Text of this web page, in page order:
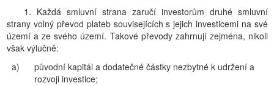
1. Každá smluvní strana zaručí investorům druhé smluvní
strany volný převod plateb souvisejících s jejich investicemi na své
území a ze svého území. Takové převody zahrnují zejména, nikoli
však výlučně:
a)
původní kapitál a dodatečné částky nezbytné k udržení a
rozvoji investice;